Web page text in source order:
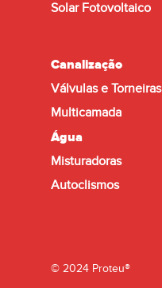
Solar Fotovoltaico
Canalização
Válvulas e Torneiras
Multicamada
Água
Misturadoras
Autoclismos
© 2024 Proteu®